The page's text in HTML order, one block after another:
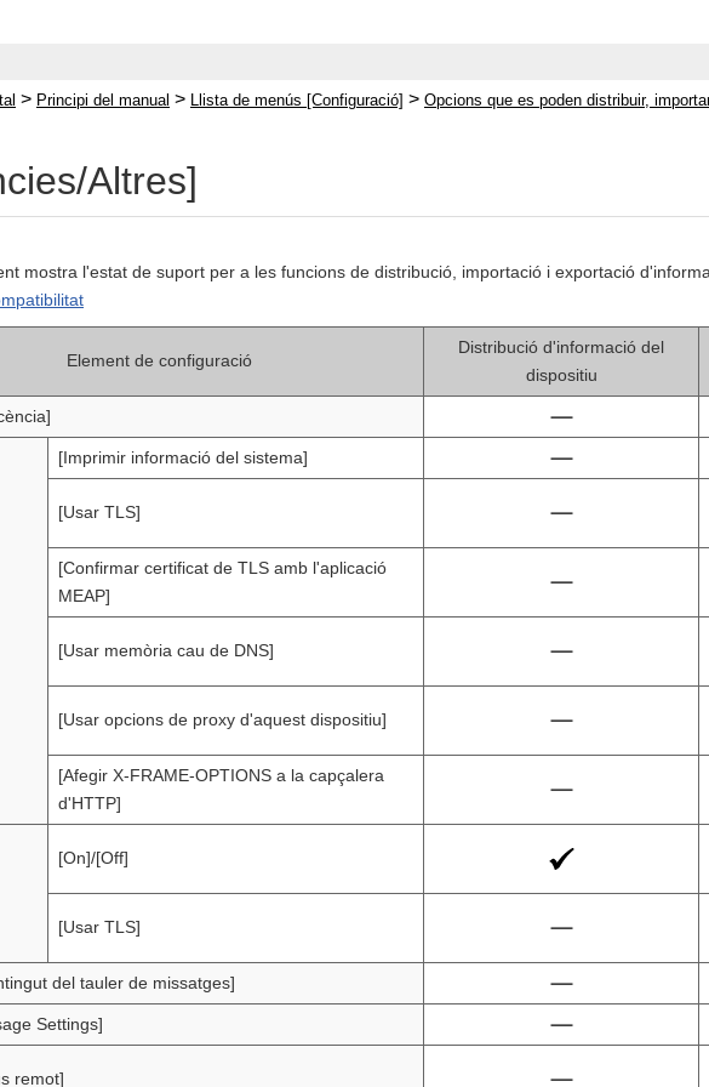
> Principi del manual > Llista de menús [Configuració] > Opcions que es poden distribuir,
Altres]
mostra l'estat de suport per a les funcions de distribució, importació i exportació
Element de configuració
Distribució d'informació del
dispositiu
[Imprimir informació del sistema]
[Usar TLS]
[Confirmar certificat de TLS amb l'aplicació
MEAP]
[Usar memòria cau de DNS]
[Usar opcions de proxy d'aquest dispositiu]
[Afegir X-FRAME-OPTIONS a la capçalera
d'HTTP]
[On]/[Off]
[Usar TLS]
del tauler de missatges]
Settings]
remot]